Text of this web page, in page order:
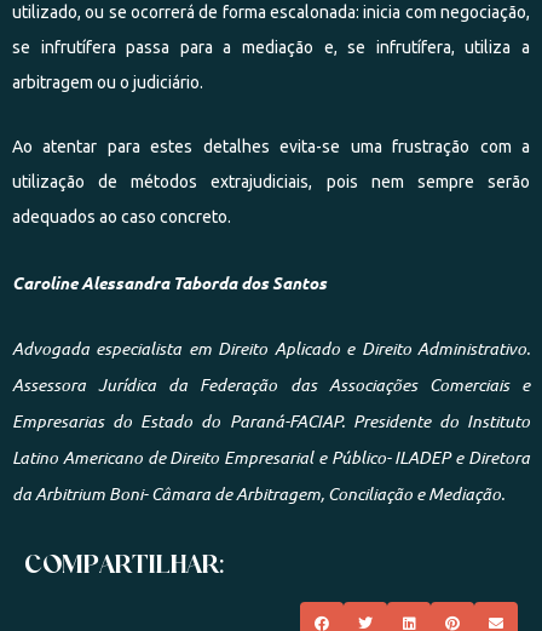
utilizado, ou se ocorrerá de forma escalonada: inicia com negociação,
se infrutífera passa para a mediação e, se infrutífera, utiliza a
arbitragem ou o judiciário.
Ao atentar para estes detalhes evita-se uma frustração com a
utilização de métodos extrajudiciais, pois nem sempre serão
adequados ao caso concreto.
Caroline Alessandra Taborda dos Santos
Advogada especialista em Direito Aplicado e Direito Administrativo.
Assessora Jurídica da Federação das Associações Comerciais e
Empresarias do Estado do Paraná-FACIAP. Presidente do Instituto
Latino Americano de Direito Empresarial e Público- ILADEP e Diretora
da Arbitrium Boni- Câmara de Arbitragem, Conciliação e Mediação.
COMPARTILHAR: